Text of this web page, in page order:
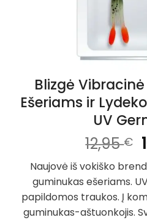
Blizgė
Ešeriams ir
UV
12,95€
Naujovė iš vokiško
guminukas ešeriams.
papildomos traukos. Į
guminukas-aštuonkojis.